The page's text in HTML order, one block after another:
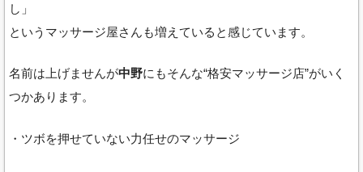
し」
というマッサージ屋さんも増えていると感じています。
名前は上げませんが中野にもそんな“格安マッサージ店”がいく
つかあります。
・ツボを押せていない力任せのマッサージ